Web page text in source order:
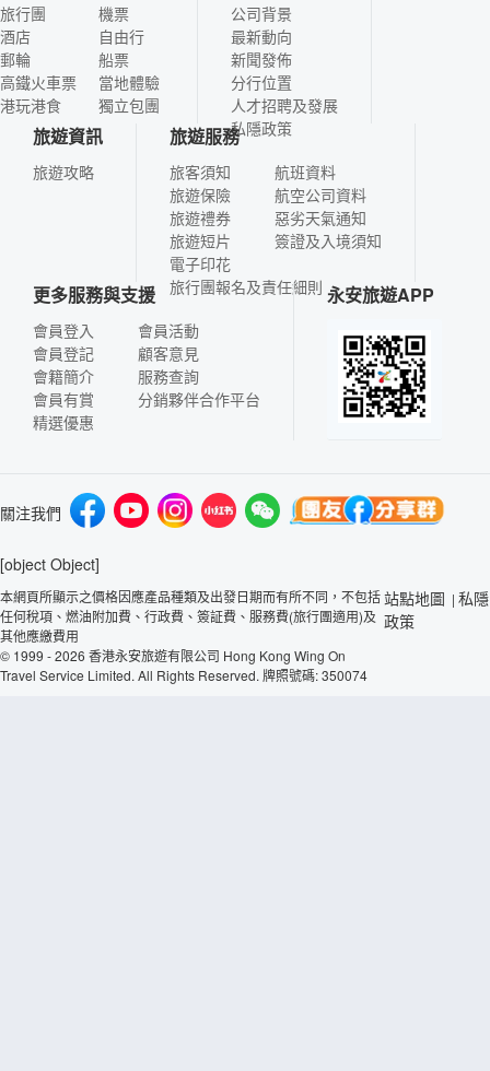
旅行團
酒店
郵輪
高鐵火車票
港玩港食
機票
自由行
船票
當地體驗
獨立包團
公司背景
最新動向
新聞發佈
分行位置
人才招聘及發展
私隱政策
旅遊資訊
旅遊攻略
旅遊服務
旅客須知
旅遊保險
旅遊禮券
旅遊短片
電子印花
航班資料
航空公司資料
惡劣天氣通知
簽證及入境須知
旅行團報名及責任細則
更多服務與支援
會員登入
會員登記
會籍簡介
會員有賞
精選優惠
會員活動
顧客意見
服務查詢
分銷夥伴合作平台
永安旅遊APP
關注我們
[object Object]
本網頁所顯示之價格因應產品種類及出發日期而有所不同，不包括
任何稅項、燃油附加費、行政費、簽証費、服務費(旅行團適用)及
其他應繳費用
© 1999 - 2026 香港永安旅遊有限公司 Hong Kong Wing On
Travel Service Limited. All Rights Reserved. 牌照號碼: 350074
站點地圖 | 私隱
政策